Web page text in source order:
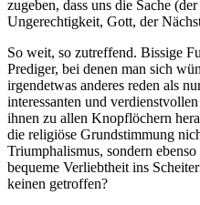
zugeben, dass uns die Sache
Ungerechtigkeit, Gott, der
So weit, so zutreffend. Bissige
Prediger, bei denen man sich
irgendetwas anderes reden als
interessanten und
ihnen zu allen Knopflöchern
die religiöse Grundstimmung
Triumphalismus, sondern
bequeme Verliebtheit ins
keinen getroffen?